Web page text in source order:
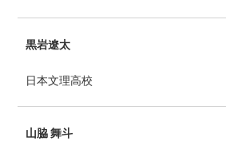
黒岩遼太
日本文理高校
山脇 舞斗